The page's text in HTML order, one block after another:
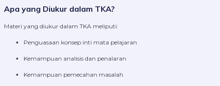
Apa yang Diukur dalam TKA?
Materi yang diukur dalam TKA meliputi:
Penguasaan konsep inti mata pelajaran
Kemampuan analisis dan penalaran
Kemampuan pemecahan masalah